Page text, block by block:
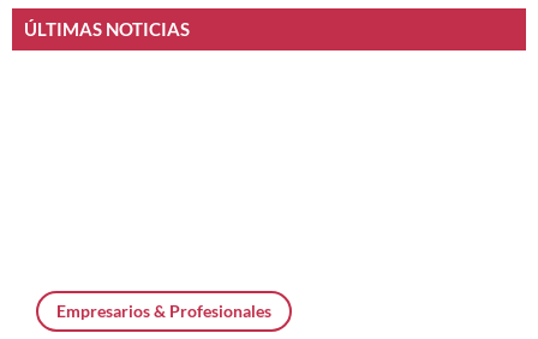
ÚLTIMAS NOTICIAS
Empresarios & Profesionales